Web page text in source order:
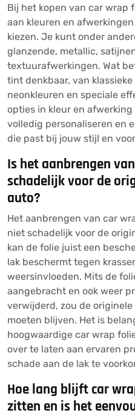
Bij het kopen van car wrap
aan kleuren en
kiezen. Je kunt onder
glanzende, metallic,
textuurafwerkingen. Wat
tint denkbaar, van
neonkleuren en speciale
opties in kleur en
volledig personaliseren en
die past bij jouw stijl en
Is het aanbrengen
schadelijk voor de
auto?
Het aanbrengen van car
niet schadelijk voor de
kan de folie juist een
lak beschermt tegen
weersinvloeden. Mits de
aangebracht en ook weer
verwijderd, zou de
moeten blijven. Het is
hoogwaardige car wrap
over te laten aan ervaren
schade aan de lak te
Hoe lang blijft car
zitten en is het